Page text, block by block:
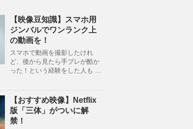
【映像豆知識】スマホ用
ジンバルでワンランク上
の動画を！
スマホで動画を撮影したけれ
ど、後から見たら手ブレが酷か
った！という経験をした人も …
【おすすめ映像】Netflix
版「三体」がついに解
禁！